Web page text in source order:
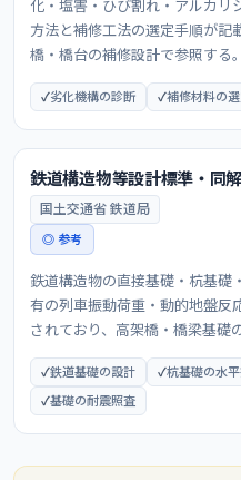
化・塩害・ひび割れ・アルカリ
方法と補修工法の選定手順が記
橋・橋台の補修設計で参照する。
劣化機構の診断 補修材料の
鉄道構造物等設計標準・同
国土交通省 鉄道局
◎ 参考
鉄道構造物の直接基礎・杭基礎
有の列車振動荷重・動的地盤反
されており、高架橋・橋梁基礎
鉄道基礎の設計 杭基礎の水
基礎の耐震照査